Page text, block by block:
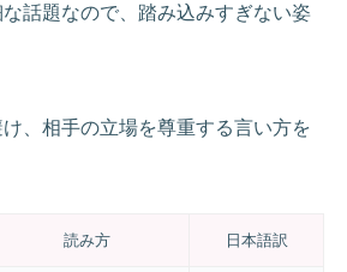
話題なので、踏み込みすぎない姿
、相手の立場を尊重する言い方を
読み方 日本語訳